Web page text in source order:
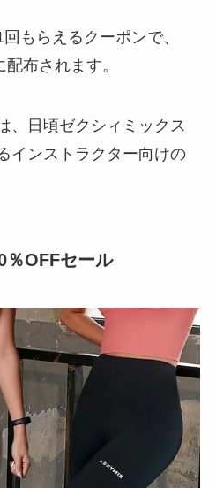
もらえるクーポンで、
布されます。
、日頃ゼクシィミックス
インストラクター向けの
％OFFセール